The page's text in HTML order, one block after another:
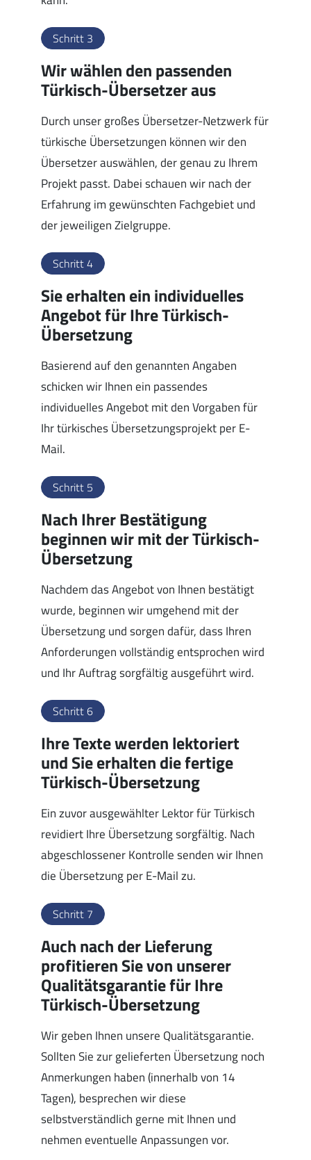
Schritt 3
Wir wählen den passenden
Türkisch-Übersetzer aus
Durch unser großes Übersetzer-Netzwerk für
türkische Übersetzungen können wir den
Übersetzer auswählen, der genau zu Ihrem
Projekt passt. Dabei schauen wir nach der
Erfahrung im gewünschten Fachgebiet und
der jeweiligen Zielgruppe.
Schritt 4
Sie erhalten ein individuelles
Angebot für Ihre Türkisch-
Übersetzung
Basierend auf den genannten Angaben
schicken wir Ihnen ein passendes
individuelles Angebot mit den Vorgaben für
Ihr türkisches Übersetzungsprojekt per E-
Mail.
Schritt 5
Nach Ihrer Bestätigung
beginnen wir mit der Türkisch-
Übersetzung
Nachdem das Angebot von Ihnen bestätigt
wurde, beginnen wir umgehend mit der
Übersetzung und sorgen dafür, dass Ihren
Anforderungen vollständig entsprochen wird
und Ihr Auftrag sorgfältig ausgeführt wird.
Schritt 6
Ihre Texte werden lektoriert
und Sie erhalten die fertige
Türkisch-Übersetzung
Ein zuvor ausgewählter Lektor für Türkisch
revidiert Ihre Übersetzung sorgfältig. Nach
abgeschlossener Kontrolle senden wir Ihnen
die Übersetzung per E-Mail zu.
Schritt 7
Auch nach der Lieferung
profitieren Sie von unserer
Qualitätsgarantie für Ihre
Türkisch-Übersetzung
Wir geben Ihnen unsere Qualitätsgarantie.
Sollten Sie zur gelieferten Übersetzung noch
Anmerkungen haben (innerhalb von 14
Tagen), besprechen wir diese
selbstverständlich gerne mit Ihnen und
nehmen eventuelle Anpassungen vor.